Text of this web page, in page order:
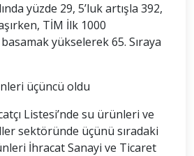
yüzde 29, 5’luk artışla 392,
TİM İlk 1000
yükselerek 65. Sıraya
üçüncü oldu
Listesi’nde su ürünleri ve
sektöründe üçünü sıradaki
İhracat Sanayi ve Ticaret